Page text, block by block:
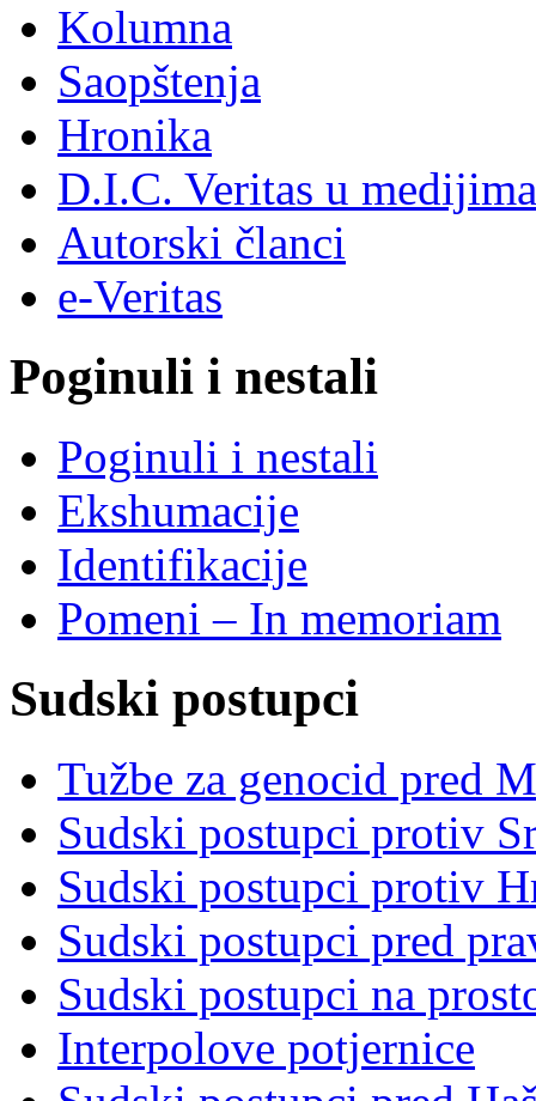
Kolumna
Saopštenja
Hronika
D.I.C. Veritas u medijima
Autorski članci
e-Veritas
Poginuli i nestali
Poginuli i nestali
Ekshumacije
Identifikacije
Pomeni – In memoriam
Sudski postupci
Tužbe za genocid pred
Sudski postupci protiv
Sudski postupci protiv
Sudski postupci pred
Sudski postupci na
Interpolove potjernice